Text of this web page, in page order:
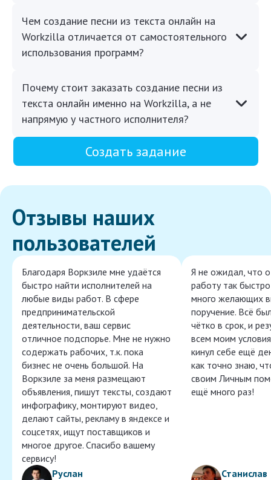
Чем создание песни из текста онлайн на
Workzilla отличается от самостоятельного
использования программ?
Почему стоит заказать создание песни из
текста онлайн именно на Workzilla, а не
напрямую у частного исполнителя?
Создать задание
Отзывы наших
пользователей
Благодаря Воркзиле мне удаётся
быстро найти исполнителей на
любые виды работ. В сфере
предпринимательской
деятельности, ваш сервис
отличное подспорье. Мне не нужно
содержать рабочих, т.к. пока
бизнес не очень большой. На
Воркзиле за меня размещают
объявления, пишут тексты, создают
инфографику, монтируют видео,
делают сайты, рекламу в яндексе и
соцсетях, ищут поставщиков и
многое другое. Спасибо вашему
сервису!
Руслан
Я не ожидал, что
работу так
много желающих
поручение. Всё
чётко в срок, и
всем моим
кинул себе ещё
как точно знаю,
своим Личным
ещё много раз!
Станислав